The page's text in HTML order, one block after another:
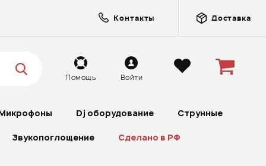
Контакты Доставка
Помощь Войти
Dj оборудование Струнные
Звукопоглощение Сделано в РФ